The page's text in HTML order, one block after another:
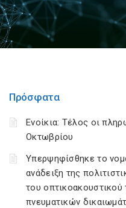
Πρόσφατα
Ενοίκια: Τέλος οι
Οκτωβρίου
Υπερψηφίσθηκε το
ανάδειξη της
του
πνευματικών